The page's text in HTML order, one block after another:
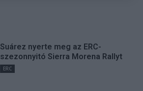
Suárez nyerte meg az ERC-
szezonnyitó Sierra Morena Rallyt
ERC